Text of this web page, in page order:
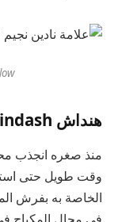
هنداش Hindash
منذ صغره انجذب
الخاصة به بفرش
في مجال المكياج